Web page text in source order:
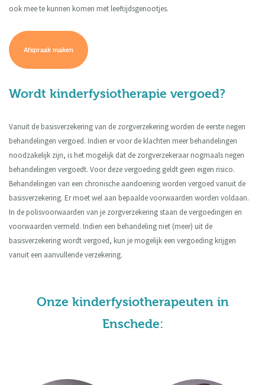
ook mee te kunnen komen met leeftijdsgenootjes.
Afspraak maken
Wordt kinderfysiotherapie vergoed?
Vanuit de basisverzekering van de zorgverzekering worden de eerste negen
behandelingen vergoed. Indien er voor de klachten meer behandelingen
noodzakelijk zijn, is het mogelijk dat de zorgverzekeraar nogmaals negen
behandelingen vergoedt. Voor deze vergoeding geldt geen eigen risico.
Behandelingen van een chronische aandoening worden vergoed vanuit de
basisverzekering. Er moet wel aan bepaalde voorwaarden worden voldaan.
In de polisvoorwaarden van je zorgverzekering staan de vergoedingen en
voorwaarden vermeld. Indien een behandeling niet (meer) uit de
basisverzekering wordt vergoed, kun je mogelijk een vergoeding krijgen
vanuit een aanvullende verzekering.
Onze kinderfysiotherapeuten in
Enschede: